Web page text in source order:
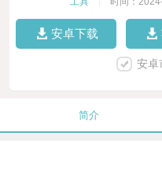
安卓下载
安卓
简介